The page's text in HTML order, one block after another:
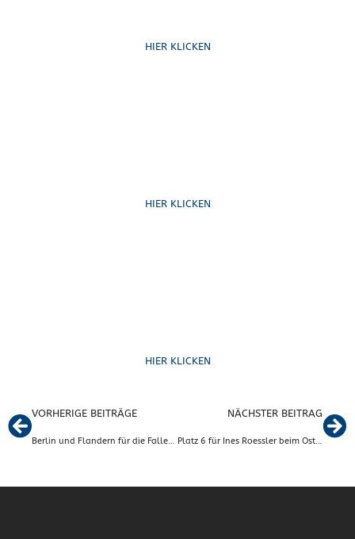
HIER KLICKEN
HIER KLICKEN
HIER KLICKEN
VORHERIGE BEITRÄGE
Berlin und Flandern für die Fallersleber Triathleten
NÄCHSTER BEITRAG
Platz 6 für Ines Roessler beim Osterlauf in Ilsenburg